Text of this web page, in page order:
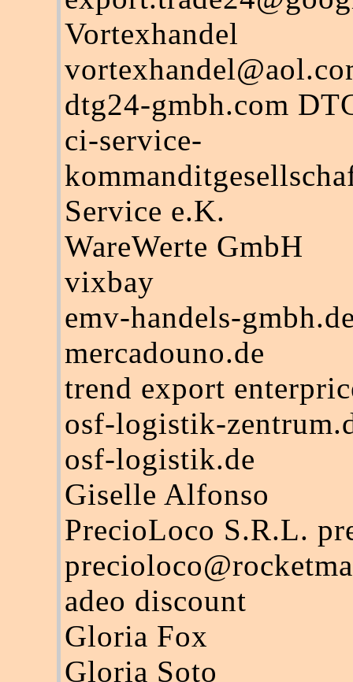
dtg24-gmbh.com
ci-service-
Service e.K.
WareWerte GmbH
vixbay
emv-handels-
mercadouno.de
trend export
osf-logistik-
osf-logistik.de
Giselle Alfonso
PrecioLoco S.R.L.
adeo discount
Gloria Fox
Gloria Soto